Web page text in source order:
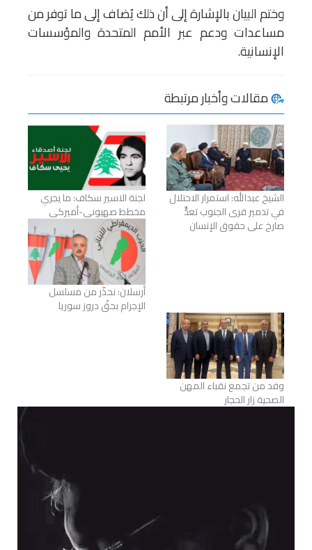
وختم البيان بالإشارة إلى أن ذلك يُضاف إلى ما توفر من
مساعدات ودعم عبر الأمم المتحدة والمؤسسات
الإنسانية.
مقالات وأخبار مرتبطة
الشيخ عبدالله: استمرار الاحتلال
في تدمير قرى الجنوب تعدٍّ
صارخ على حقوق الإنسان
لجنة الاسير سكاف: ما يجري
مخطط صهيوني-أميركي
أرسلان: نحذّر من مسلسل
الإجرام بحقّ دروز سوريا
وفد من تجمع نقباء المهن
الصحية زار الحجار